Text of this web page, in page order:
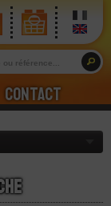
Contact